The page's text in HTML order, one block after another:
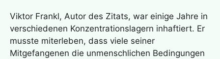
Viktor Frankl, Autor des Zitats, war einige Jahre in
verschiedenen Konzentrationslagern inhaftiert. Er
musste miterleben, dass viele seiner
Mitgefangenen die unmenschlichen Bedingungen